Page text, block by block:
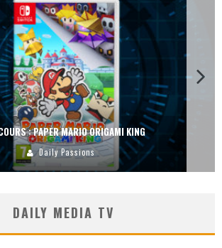
: PAPER MARIO ORIGAMI KING
Daily Passions
DAILY MEDIA TV